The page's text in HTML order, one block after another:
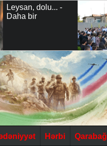
Hərbi Qarabağ